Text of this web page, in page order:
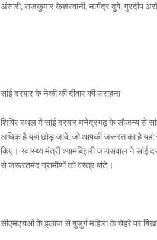
अंसारी, राजकुमार केशरवानी, नागेंद्र दुबे, गुरदीप
सांई दरबार के नेकी की दीवार की सराहना
शिविर स्थल में सांई दरबार मनेंद्रगढ़ के सौजन्य से
अधिक है यहां छोड़ जावें, जो आपकी जरूरत का है यहां
किए। स्वास्थ्य मंत्री श्यामबिहारी जायसवाल ने
से जरूरतमंद ग्रामीणों को वस्त्र बांटे।
सीएमएचओ के इलाज से बुजुर्ग महिला के चेहरे पर